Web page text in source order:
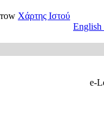
Χάρτης Ιστού
English
e-